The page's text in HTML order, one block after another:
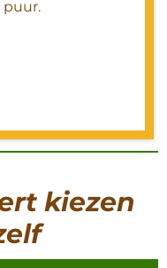
puur.
kiezen